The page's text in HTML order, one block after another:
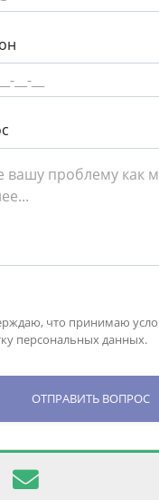
что принимаю
персональных данных.
ОТПРАВИТЬ ВОПРОС